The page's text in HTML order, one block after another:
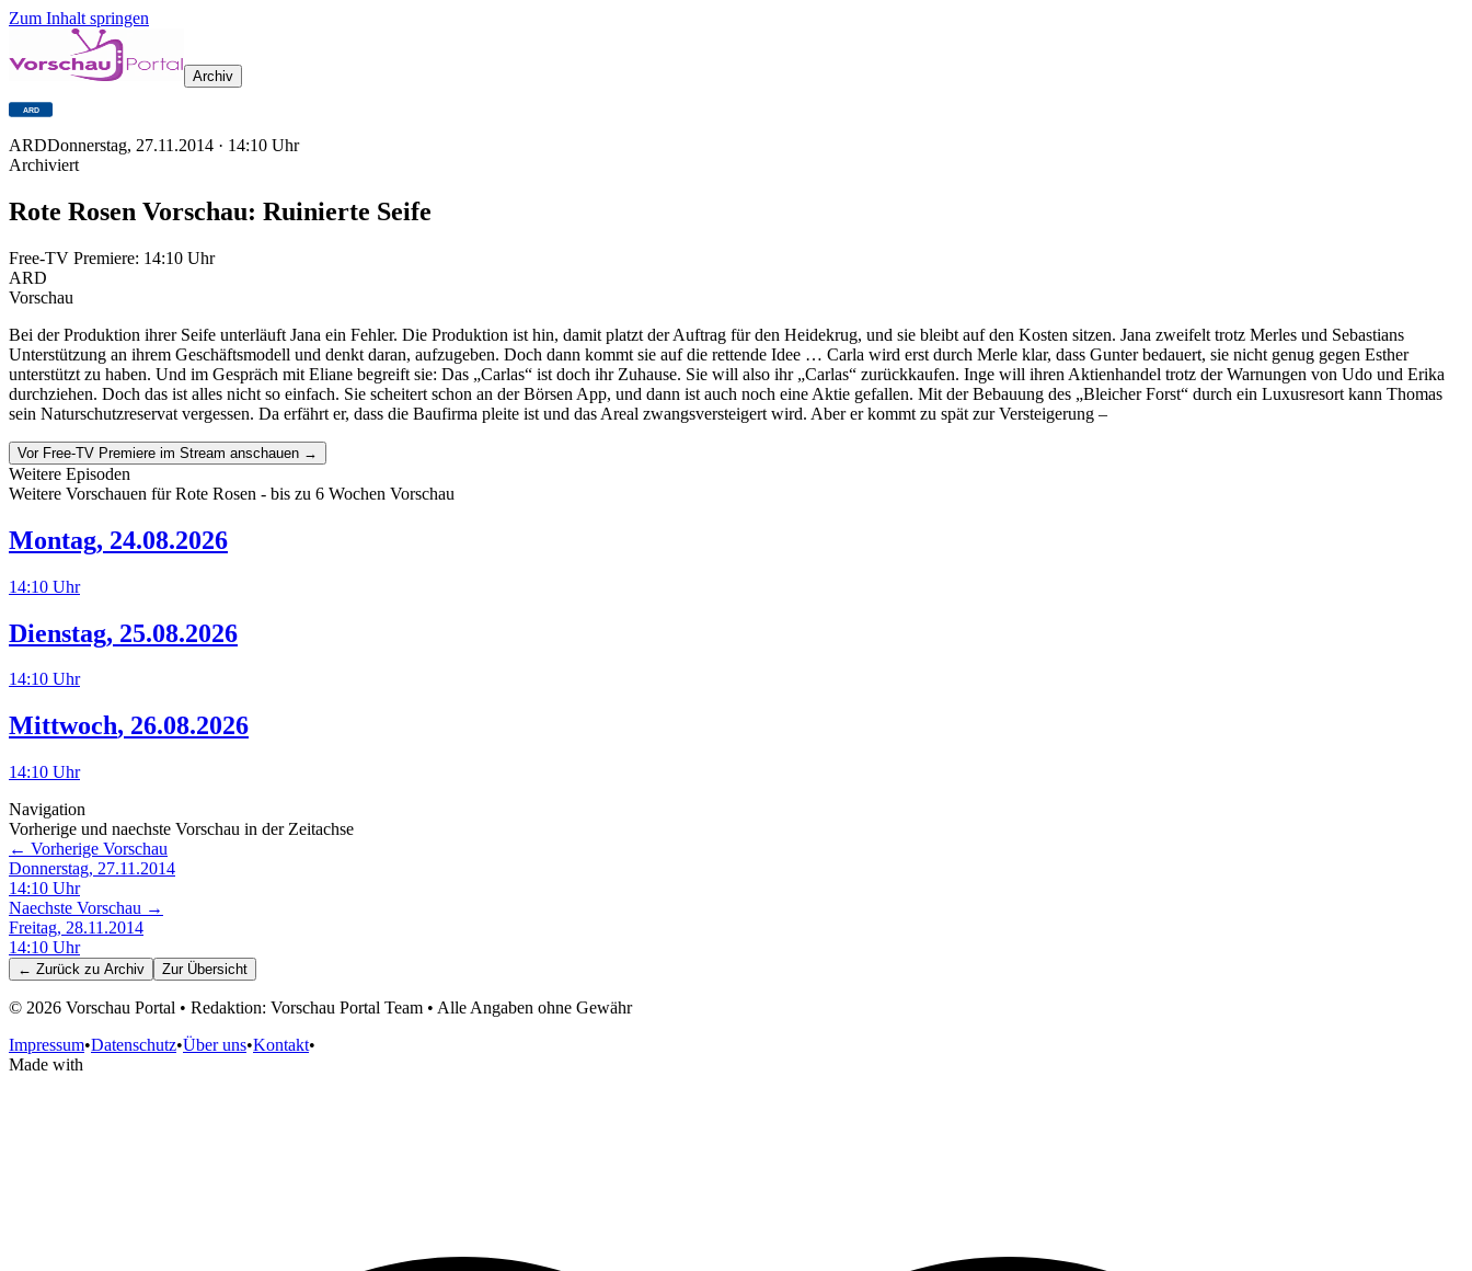
Zum Inhalt springen
Archiv
ARDDonnerstag, 27.11.2014 · 14:10 Uhr
Archiviert
Rote Rosen Vorschau: Ruinierte Seife
Free-TV Premiere: 14:10 Uhr
ARD
Vorschau
Bei der Produktion ihrer Seife unterläuft Jana ein Fehler. Die Produktion ist hin, damit platzt der Auftrag für den Heidekrug, und sie bleibt auf den Kosten sitzen. Jana zweifelt trotz Merles und Sebastians
Unterstützung an ihrem Geschäftsmodell und denkt daran, aufzugeben. Doch dann kommt sie auf die rettende Idee … Carla wird erst durch Merle klar, dass Gunter bedauert, sie nicht genug gegen Esther
unterstützt zu haben. Und im Gespräch mit Eliane begreift sie: Das „Carlas“ ist doch ihr Zuhause. Sie will also ihr „Carlas“ zurückkaufen. Inge will ihren Aktienhandel trotz der Warnungen von Udo und Erika
durchziehen. Doch das ist alles nicht so einfach. Sie scheitert schon an der Börsen App, und dann ist auch noch eine Aktie gefallen. Mit der Bebauung des „Bleicher Forst“ durch ein Luxusresort kann Thomas
sein Naturschutzreservat vergessen. Da erfährt er, dass die Baufirma pleite ist und das Areal zwangsversteigert wird. Aber er kommt zu spät zur Versteigerung –
Vor Free-TV Premiere im Stream anschauen →
Weitere Episoden
Weitere Vorschauen fürRote Rosen - bis zu 6 Wochen Vorschau
Montag, 24.08.2026
14:10 Uhr
Dienstag, 25.08.2026
14:10 Uhr
Mittwoch, 26.08.2026
14:10 Uhr
Navigation
Vorherige und naechste Vorschau in der Zeitachse
← Vorherige Vorschau
Donnerstag, 27.11.2014
14:10 Uhr
Naechste Vorschau →
Freitag, 28.11.2014
14:10 Uhr
← Zurück zu Archiv Zur Übersicht
© 2026 Vorschau Portal • Redaktion: Vorschau Portal Team • Alle Angaben ohne Gewähr
Impressum•Datenschutz•Über uns•Kontakt•
Made with